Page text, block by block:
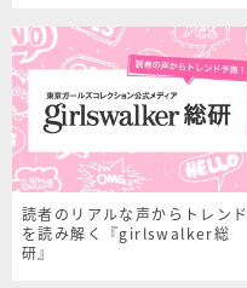
読者のリアルな声からトレンド
を読み解く『girlswalker総
研』